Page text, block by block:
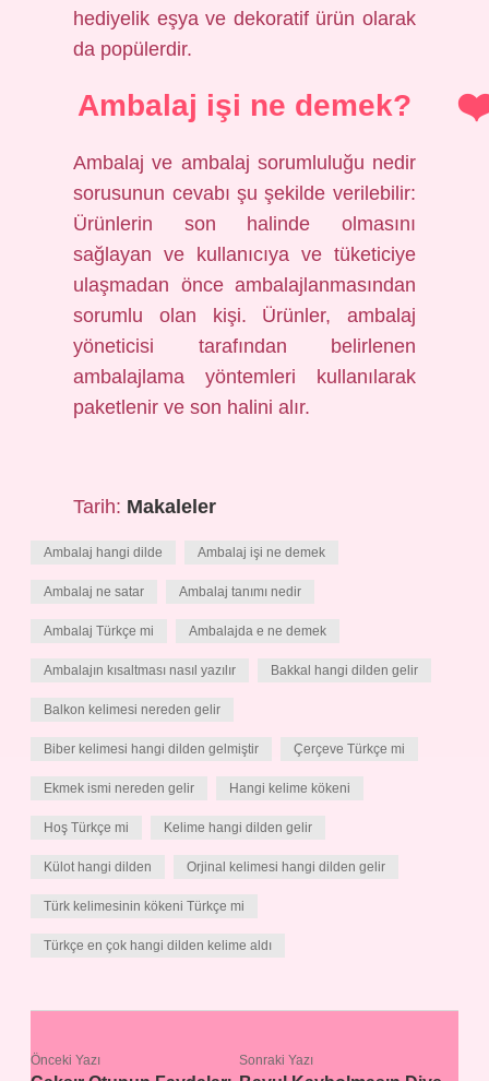
hediyelik eşya ve dekoratif ürün olarak
da popülerdir.
Ambalaj işi ne demek?
Ambalaj ve ambalaj sorumluluğu nedir
sorusunun cevabı şu şekilde verilebilir:
Ürünlerin son halinde olmasını
sağlayan ve kullanıcıya ve tüketiciye
ulaşmadan önce ambalajlanmasından
sorumlu olan kişi. Ürünler, ambalaj
yöneticisi tarafından belirlenen
ambalajlama yöntemleri kullanılarak
paketlenir ve son halini alır.
Tarih: Makaleler
Ambalaj hangi dilde Ambalaj işi ne demek
Ambalaj ne satar Ambalaj tanımı nedir
Ambalaj Türkçe mi Ambalajda e ne demek
Ambalajın kısaltması nasıl yazılır Bakkal hangi dilden gelir
Balkon kelimesi nereden gelir
Biber kelimesi hangi dilden gelmiştir Çerçeve Türkçe mi
Ekmek ismi nereden gelir Hangi kelime kökeni
Hoş Türkçe mi Kelime hangi dilden gelir
Külot hangi dilden Orjinal kelimesi hangi dilden gelir
Türk kelimesinin kökeni Türkçe mi
Türkçe en çok hangi dilden kelime aldı
Önceki Yazı Sonraki Yazı